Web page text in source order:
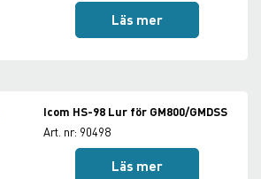
Läs mer
Icom HS-98 Lur för GM800/GMDSS
Art. nr: 90498
Läs mer